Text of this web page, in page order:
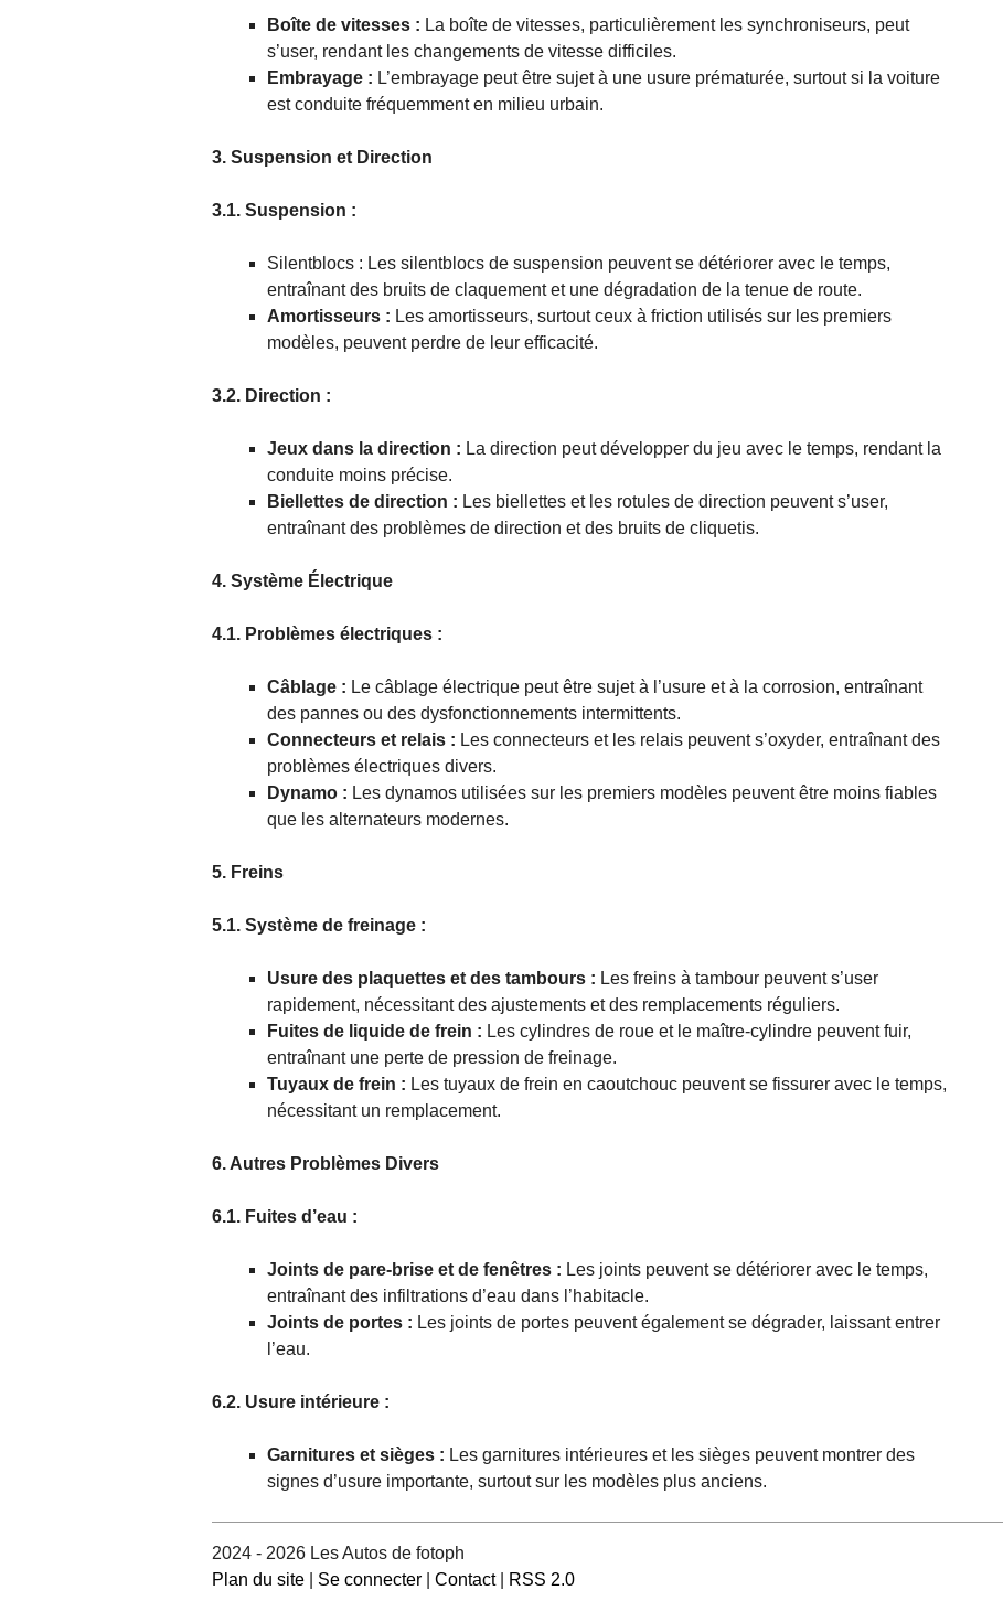
Boîte de vitesses : La boîte de vitesses, particulièrement les synchroniseurs, peut
s’user, rendant les changements de vitesse difficiles.
Embrayage : L’embrayage peut être sujet à une usure prématurée, surtout si la voiture
est conduite fréquemment en milieu urbain.
3. Suspension et Direction
3.1. Suspension :
Silentblocs : Les silentblocs de suspension peuvent se détériorer avec le temps,
entraînant des bruits de claquement et une dégradation de la tenue de route.
Amortisseurs : Les amortisseurs, surtout ceux à friction utilisés sur les premiers
modèles, peuvent perdre de leur efficacité.
3.2. Direction :
Jeux dans la direction : La direction peut développer du jeu avec le temps, rendant la
conduite moins précise.
Biellettes de direction : Les biellettes et les rotules de direction peuvent s’user,
entraînant des problèmes de direction et des bruits de cliquetis.
4. Système Électrique
4.1. Problèmes électriques :
Câblage : Le câblage électrique peut être sujet à l’usure et à la corrosion, entraînant
des pannes ou des dysfonctionnements intermittents.
Connecteurs et relais : Les connecteurs et les relais peuvent s’oxyder, entraînant des
problèmes électriques divers.
Dynamo : Les dynamos utilisées sur les premiers modèles peuvent être moins fiables
que les alternateurs modernes.
5. Freins
5.1. Système de freinage :
Usure des plaquettes et des tambours : Les freins à tambour peuvent s’user
rapidement, nécessitant des ajustements et des remplacements réguliers.
Fuites de liquide de frein : Les cylindres de roue et le maître-cylindre peuvent fuir,
entraînant une perte de pression de freinage.
Tuyaux de frein : Les tuyaux de frein en caoutchouc peuvent se fissurer avec le temps,
nécessitant un remplacement.
6. Autres Problèmes Divers
6.1. Fuites d’eau :
Joints de pare-brise et de fenêtres : Les joints peuvent se détériorer avec le temps,
entraînant des infiltrations d’eau dans l’habitacle.
Joints de portes : Les joints de portes peuvent également se dégrader, laissant entrer
l’eau.
6.2. Usure intérieure :
Garnitures et sièges : Les garnitures intérieures et les sièges peuvent montrer des
signes d’usure importante, surtout sur les modèles plus anciens.
2024 - 2026 Les Autos de fotoph
Plan du site
Se connecter Contact| RSS 2.0